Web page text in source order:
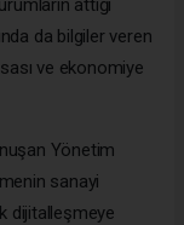
da bilgiler veren
ve ekonomiye
Yönetim
sanayi
dijitalleşmeye